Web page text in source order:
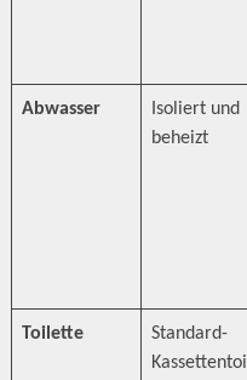
Abwasser
Isoliert und
beheizt
Toilette
Standard-
Kassettentoil